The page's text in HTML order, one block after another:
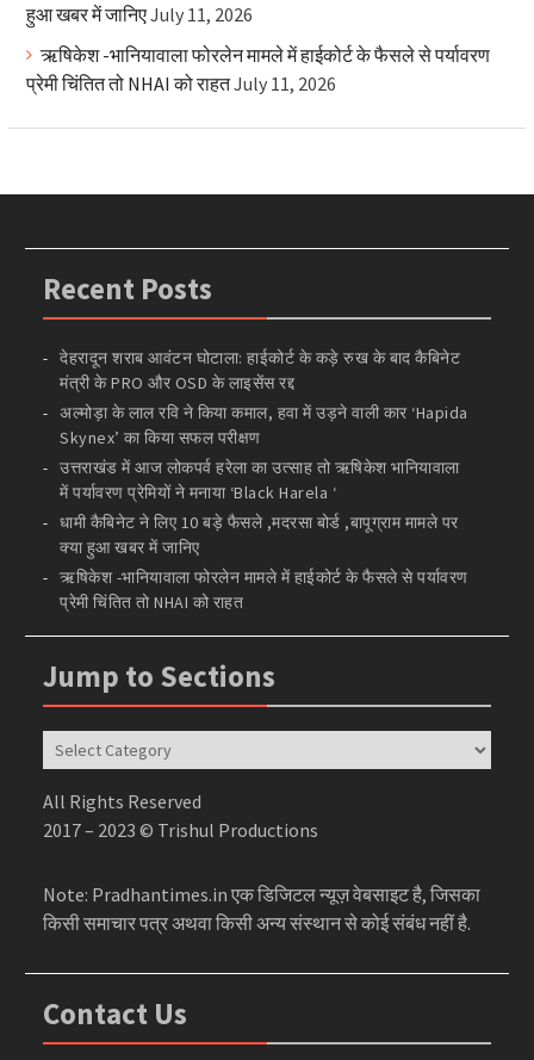
हुआ खबर में जानिएJuly 11, 2026
ऋषिकेश -भानियावाला फोरलेन मामले में हाईकोर्ट के फैसले से पर्यावरण
प्रेमी चिंतित तो NHAI को राहतJuly 11, 2026
Recent Posts
देहरादून शराब आवंटन घोटाला: हाईकोर्ट के कड़े रुख के बाद कैबिनेट
मंत्री के PRO और OSD के लाइसेंस रद्द
अल्मोड़ा के लाल रवि ने किया कमाल, हवा में उड़ने वाली कार ‘Hapida
Skynex’ का किया सफल परीक्षण
उत्तराखंड में आज लोकपर्व हरेला का उत्साह तो ऋषिकेश भानियावाला
में पर्यावरण प्रेमियों ने मनाया ‘Black Harela ‘
धामी कैबिनेट ने लिए 10 बड़े फैसले ,मदरसा बोर्ड ,बापूग्राम मामले पर
क्या हुआ खबर में जानिए
ऋषिकेश -भानियावाला फोरलेन मामले में हाईकोर्ट के फैसले से पर्यावरण
प्रेमी चिंतित तो NHAI को राहत
Jump to Sections
Jump
to
Sections
All Rights Reserved
2017 – 2023 © Trishul Productions
Note: Pradhantimes.in एक डिजिटल न्यूज़ वेबसाइट है, जिसका
किसी समाचार पत्र अथवा किसी अन्य संस्थान से कोई संबंध नहीं है.
Contact Us